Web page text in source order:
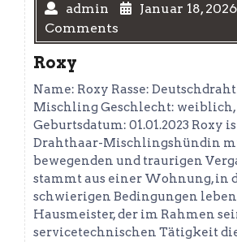
admin Januar 18, 2026
Comments
Roxy
Name: Roxy Rasse:
Mischling Geschlecht:
Geburtsdatum: 01.01.2023 Roxy
Drahthaar-Mischlingshündin
bewegenden und traurigen
stammt aus einer Wohnung, in
schwierigen Bedingungen leben
Hausmeister, der im Rahmen
servicetechnischen Tätigkeit